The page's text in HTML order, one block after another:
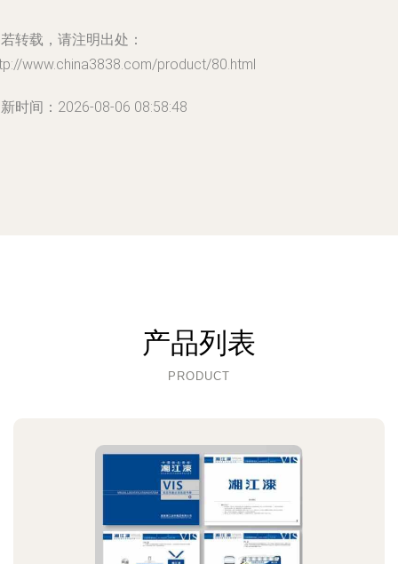
转载，请注明出处：
www.china3838.com/product/80.html
时间：2026-08-06 08:58:48
产品列表
PRODUCT